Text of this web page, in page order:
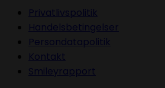
Privatlivspolitik
Handelsbetingelser
Persondatapolitik
Kontakt
Smileyrapport